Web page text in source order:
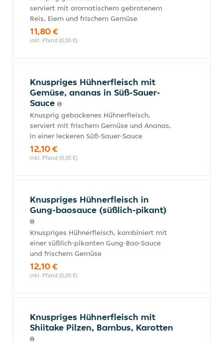
serviert mit aromatischem gebratenem
Reis, Eiern und frischem Gemüse
11,80 €
inkl. Pfand (0,00 €)
Knuspriges Hühnerfleisch mit
Gemüse, ananas in Süß-Sauer-
Sauce
Knusprig gebackenes Hühnerfleisch,
serviert mit frischem Gemüse und Ananas,
in einer leckeren Süß-Sauer-Sauce
12,10 €
inkl. Pfand (0,00 €)
Knuspriges Hühnerfleisch in
Gung-baosauce (süßlich-pikant)
Knuspriges Hühnerfleisch, kombiniert mit
einer süßlich-pikanten Gung-Bao-Sauce
und frischem Gemüse
12,10 €
inkl. Pfand (0,00 €)
Knuspriges Hühnerfleisch mit
Shiitake Pilzen, Bambus, Karotten